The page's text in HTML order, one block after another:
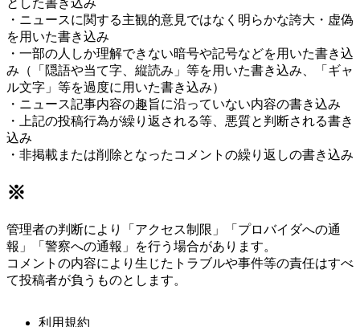
とした書き込み
・ニュースに関する主観的意見ではなく明らかな誇大・虚偽
を用いた書き込み
・一部の人しか理解できない暗号や記号などを用いた書き込
み（「隠語や当て字、縦読み」等を用いた書き込み、「ギャ
ル文字」等を過度に用いた書き込み）
・ニュース記事内容の趣旨に沿っていない内容の書き込み
・上記の投稿行為が繰り返される等、悪質と判断される書き
込み
・非掲載または削除となったコメントの繰り返しの書き込み
※
管理者の判断により「アクセス制限」「プロバイダへの通
報」「警察への通報」を行う場合があります。
コメントの内容により生じたトラブルや事件等の責任はすべ
て投稿者が負うものとします。
利用規約